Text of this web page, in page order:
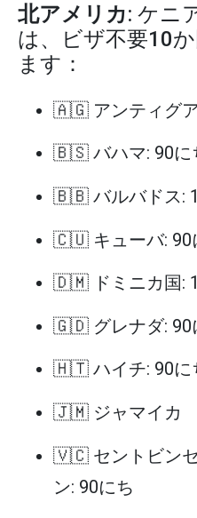
北アメリカ: ケニ
は、ビザ不要10
ます：
🇦🇬 アンティグア
🇧🇸 バハマ: 90に
🇧🇧 バルバドス:
🇨🇺 キューバ: 90
🇩🇲 ドミニカ国:
🇬🇩 グレナダ: 90
🇭🇹 ハイチ: 90に
🇯🇲 ジャマイカ
🇻🇨 セントビン
ン: 90にち